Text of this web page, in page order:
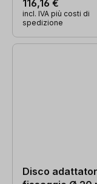
116,16 €
incl. IVA più costi di
spedizione
Disco